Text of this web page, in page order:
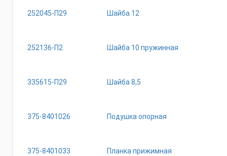
252045-П29 Шайба 12
252136-П2 Шайба 10 пружинная
335615-П29 Шайба 8,5
375-8401026 Подушка опорная
375-8401033 Планка прижимная